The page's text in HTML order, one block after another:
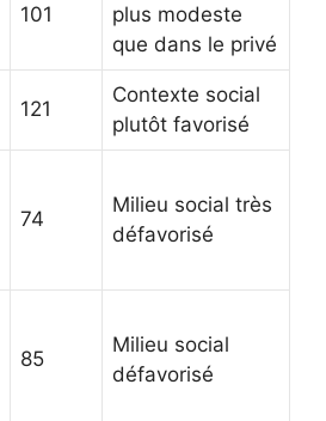
101
plus modeste
que dans le privé
121
Contexte social
plutôt favorisé
74
Milieu social très
défavorisé
85
Milieu social
défavorisé